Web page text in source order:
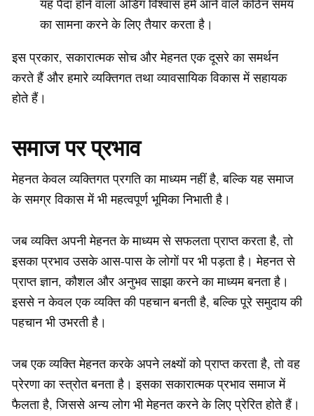
यह पैदा होने वाला अडिग विश्वास हमें आने वाले कठिन समय
का सामना करने के लिए तैयार करता है।
इस प्रकार, सकारात्मक सोच और मेहनत एक दूसरे का समर्थन
करते हैं और हमारे व्यक्तिगत तथा व्यावसायिक विकास में सहायक
होते हैं।
समाज पर प्रभाव
मेहनत केवल व्यक्तिगत प्रगति का माध्यम नहीं है, बल्कि यह समाज
के समग्र विकास में भी महत्वपूर्ण भूमिका निभाती है।
जब व्यक्ति अपनी मेहनत के माध्यम से सफलता प्राप्त करता है, तो
इसका प्रभाव उसके आस-पास के लोगों पर भी पड़ता है। मेहनत से
प्राप्त ज्ञान, कौशल और अनुभव साझा करने का माध्यम बनता है।
इससे न केवल एक व्यक्ति की पहचान बनती है, बल्कि पूरे समुदाय की
पहचान भी उभरती है।
जब एक व्यक्ति मेहनत करके अपने लक्ष्यों को प्राप्त करता है, तो वह
प्रेरणा का स्त्रोत बनता है। इसका सकारात्मक प्रभाव समाज में
फैलता है, जिससे अन्य लोग भी मेहनत करने के लिए प्रेरित होते हैं।